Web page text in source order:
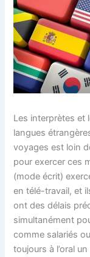
Les interprètes et
langues
voyages est loin
pour exercer ces
(mode écrit)
en télé-travail, et
ont des délais
simultanément
comme salariés
toujours à l’oral